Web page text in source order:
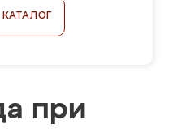
КАТАЛОГ
при